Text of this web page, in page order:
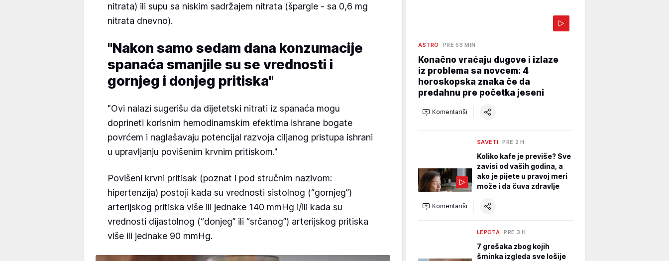
nitrata) ili supu sa niskim sadržajem nitrata (špargle - sa 0,6 mg
nitrata dnevno).
"Nakon samo sedam dana konzumacije
spanaća smanjile su se vrednosti i
gornjeg i donjeg pritiska"
"Ovi nalazi sugerišu da dijetetski nitrati iz spanaća mogu
doprineti korisnim hemodinamskim efektima ishrane bogate
povrćem i naglašavaju potencijal razvoja ciljanog pristupa ishrani
u upravljanju povišenim krvnim pritiskom."
Povišeni krvni pritisak (poznat i pod stručnim nazivom:
hipertenzija) postoji kada su vrednosti sistolnog (“gornjeg”)
arterijskog pritiska više ili jednake 140 mmHg i/ili kada su
vrednosti dijastolnog (“donjeg” ili “srčanog”) arterijskog pritiska
više ili jednake 90 mmHg.
ASTRO PRE 53 MIN
Konačno vraćaju dugove i izlaze
iz problema sa novcem: 4
horoskopska znaka če da
predahnu pre početka jeseni
Komentariši
SAVETI PRE 2 H
Koliko kafe je previše? Sve
zavisi od vaših godina, a
ako je pijete u pravoj meri
može i da čuva zdravlje
Komentariši
LEPOTA PRE 3 H
7 grešaka zbog kojih
šminka izgleda sve lošije